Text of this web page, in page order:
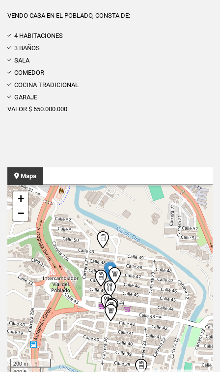
VENDO CASA EN EL POBLADO, CONSTA DE:
4 HABITACIONES
3 BAÑOS
SALA
COMEDOR
COCINA TRADICIONAL
GARAJE
VALOR $ 650.000.000
Mapa
+
−
200 m